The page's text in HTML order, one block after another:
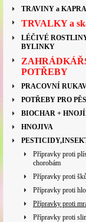
TRAVINY a
TRVALKY a
LÉČIVÉ
BYLINKY
POTŘEBY
PRACOVNÍ
POTŘEBY PRO
BIOCHAR +
HNOJIVA
Přípravky proti
chorobám
Přípravky proti
Přípravky proti
Přípravky proti
Přípravky proti